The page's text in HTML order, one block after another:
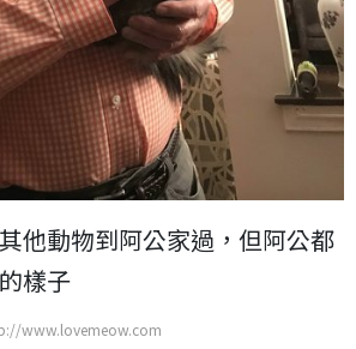
他動物到阿公家過，但阿公都
樣子
www.lovemeow.com